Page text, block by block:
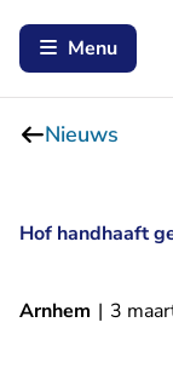
Menu
Nieuws
Hof handhaaft
Arnhem | 3